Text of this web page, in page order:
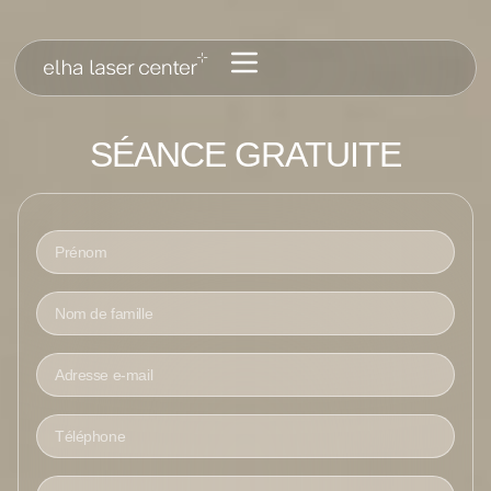
SÉANCE GRATUITE